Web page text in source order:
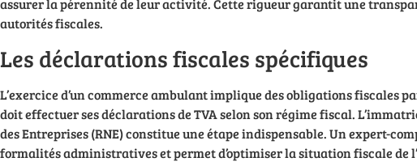
assurer la pérennité de leur activité. Cette rigueur garantit une
autorités fiscales.
Les déclarations fiscales spécifiques
L’exercice d’un commerce ambulant implique des obligations fiscales
doit effectuer ses déclarations de TVA selon son régime fiscal.
des Entreprises (RNE) constitue une étape indispensable. Un expert-
formalités administratives et permet d’optimiser la situation fiscale de